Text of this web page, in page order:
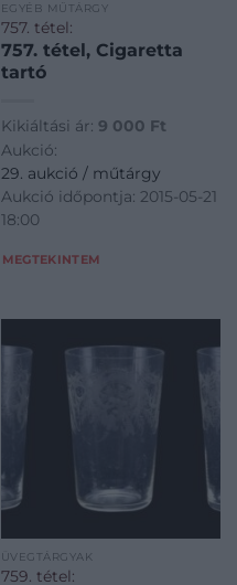
EGYÉB MŰTÁRGY
757. tétel:
757. tétel, Cigaretta
tartó
Kikiáltási ár: 9 000 Ft
Aukció:
29. aukció / műtárgy
Aukció időpontja: 2015-05-21
18:00
MEGTEKINTEM
ÜVEGTÁRGYAK
759. tétel: